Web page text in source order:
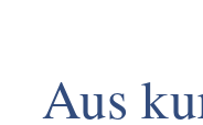
Aus